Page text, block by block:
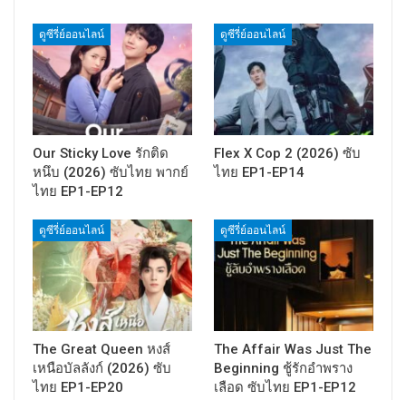
ดูซีรี่ย์ออนไลน์
Our Sticky Love รักติด
หนึบ (2026) ซับไทย พากย์
ไทย EP1-EP12
ดูซีรี่ย์ออนไลน์
Flex X Cop 2 (2026) ซับ
ไทย EP1-EP14
ดูซีรี่ย์ออนไลน์
The Great Queen หงส์
เหนือบัลลังก์ (2026) ซับ
ไทย EP1-EP20
ดูซีรี่ย์ออนไลน์
The Affair Was Just The
Beginning ชู้รักอำพราง
เลือด ซับไทย EP1-EP12